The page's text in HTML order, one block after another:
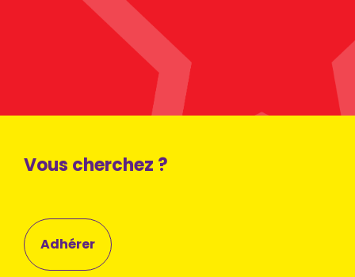
Vous cherchez ?
Adhérer